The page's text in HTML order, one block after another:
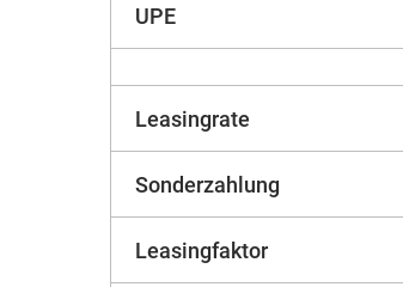
UPE
Leasingrate
Sonderzahlung
Leasingfaktor